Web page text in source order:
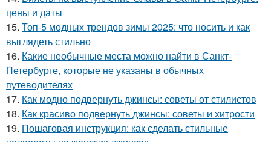
цены и даты
15. Топ-5 модных трендов зимы 2025: что носить и как
выглядеть стильно
16. Какие необычные места можно найти в Санкт-
Петербурге, которые не указаны в обычных
путеводителях
17. Как модно подвернуть джинсы: советы от стилистов
18. Как красиво подвернуть джинсы: советы и хитрости
19. Пошаговая инструкция: как сделать стильные